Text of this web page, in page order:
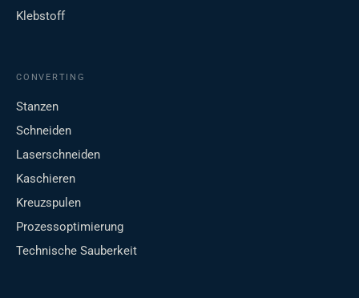
Klebstoff
CONVERTING
Stanzen
Schneiden
Laserschneiden
Kaschieren
Kreuzspulen
Prozessoptimierung
Technische Sauberkeit